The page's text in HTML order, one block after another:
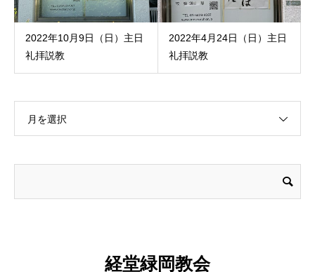
2022年10月9日（日）主日
礼拝説教
2022年4月24日（日）主日
礼拝説教
月を選択
経堂緑岡教会